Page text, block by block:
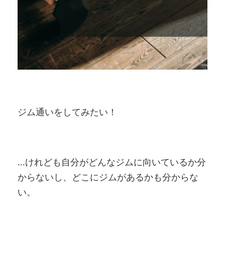
ジム通いをしてみたい！
…けれども自分がどんなジムに向いているか分
からないし、どこにジムがあるかも分からな
い。